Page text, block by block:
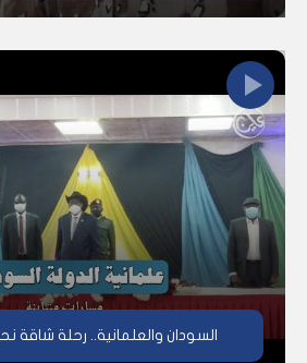
السودان والعلمانية.. رحلة شاقة